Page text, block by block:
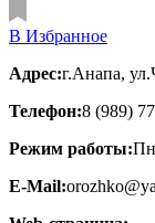
В Избранное
Адрес:г.Анапа,
Телефон:8 (989)
Режим работы:
E-Mail: